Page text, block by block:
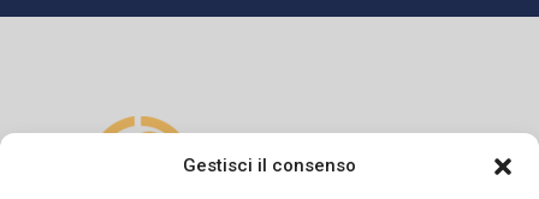
Gestisci il consenso